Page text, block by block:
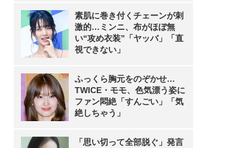
素肌に巻き付くチェーンが刺
激的…ミンニ、布がほぼ無
い“攻め衣装”「ヤッバ」「直
視できない」
ふっくら胸元をのぞかせ…
TWICE・モモ、色気漂う姿に
ファン悶絶「すんごい」「気
絶しちゃう」
「思い切って全部脱ぐ」発言